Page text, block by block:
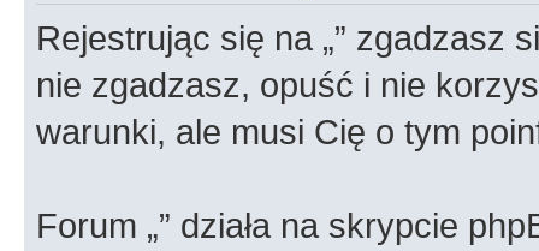
Rejestrując się na „” zgadzasz
nie zgadzasz, opuść i nie
warunki, ale musi Cię o tym
Forum „” działa na skrypcie